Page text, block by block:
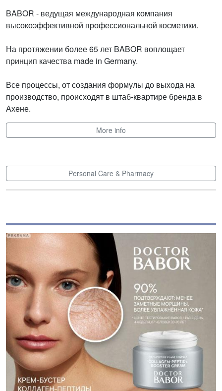
BABOR - ведущая международная компания
высокоэффективной профессиональной косметики.
На протяжении более 65 лет BABOR воплощает
принцип качества made in Germany.
Все процессы, от создания формулы до выхода на
производство, происходят в штаб-квартире бренда в
Ахене.
More info
Personal Care & Pharmacy